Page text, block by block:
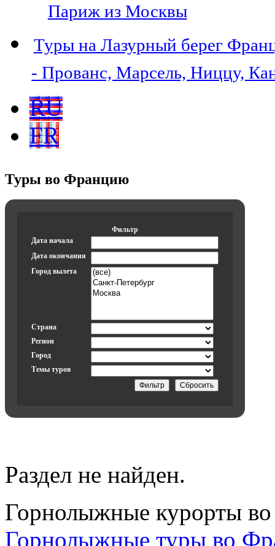
Париж из Москвы
Туры на Лазурный берег
- Прованс, Марсель, Ниццу,
RU
FR
Туры во Францию
Фильтр
Дата начала
Дата окончания
Город вылета
Страна
Регион
Город
Темы туров
Раздел не найден.
Горнолыжные курорты
Горнолыжные туры во